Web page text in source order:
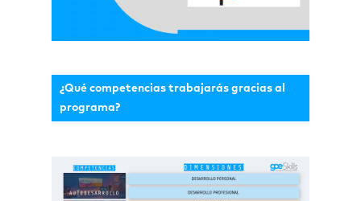
¿Qué competencias trabajarás gracias al
programa?